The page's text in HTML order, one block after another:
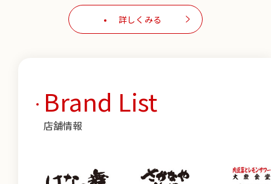
詳しくみる
Brand List
店舗情報